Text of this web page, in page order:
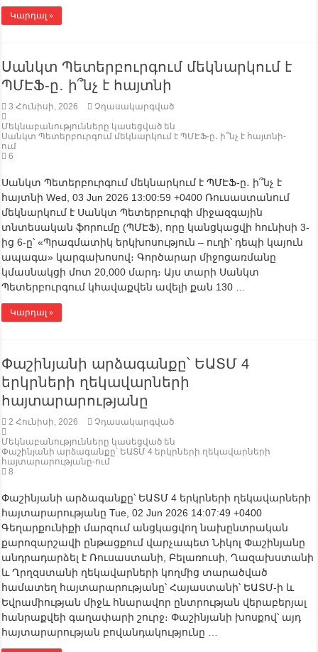
Կարդալ »
Սանկտ Պետերբուրգում մեկնարկում է
ՊՄԷՖ-ը․ ի՞նչ է հայտնի
3 Հունիսի, 2026
Չդասակարգված
Մեկնաբանությունները կասեցված են
Սանկտ Պետերբուրգում մեկնարկում է ՊՄԷՖ-ը․ ի՞նչ է հայտնի-
ում
6
Սանկտ Պետերբուրգում մեկնարկում է ՊՄԷՖ-ը․ ի՞նչ է
հայտնի Wed, 03 Jun 2026 13:00:59 +0400 Ռուսաստանում
մեկնարկում է Սանկտ Պետերբուրգի միջազգային
տնտեսական ֆորումը (ՊՄԷՖ), որը կանցկացվի հունիսի 3-
ից 6-ը՝ «Պրագմատիկ երկխոսություն – ուղի՝ դեպի կայուն
ապագա» կարգախոսով։ Գործարար միջոցառմանը
կմասնակցի մոտ 20,000 մարդ։ Այս տարի Սանկտ
Պետերբուրգում կհավաքվեն ավելի քան 130 …
Կարդալ »
Փաշինյանի արձագանքը՝ ԵԱՏՄ 4
երկրների ղեկավարների
հայտարարությանը
2 Հունիսի, 2026
Չդասակարգված
Մեկնաբանությունները կասեցված են
Փաշինյանի արձագանքը՝ ԵԱՏՄ 4 երկրների ղեկավարների
հայտարարությանը-ում
8
Փաշինյանի արձագանքը՝ ԵԱՏՄ 4 երկրների ղեկավարների
հայտարարությանը Tue, 02 Jun 2026 14:07:49 +0400
Գեղարքունիքի մարզում անցկացվող նախընտրական
քարոզարշավի ընթացքում վարչապետ Նիկոլ Փաշինյանը
անդրադարձել է Ռուսաստանի, Բելառուսի, Ղազախստանի
և Ղրղզստանի ղեկավարների կողմից տարածված
համատեղ հայտարարությանը՝ Հայաստանի՝ ԵԱՏՄ-ի և
Եվրամիության միջև հնարավոր ընտրության վերաբերյալ
հանրաքվեի գաղափարի շուրջ։ Փաշինյանի խոսքով՝ այդ
հայտարարության բովանդակությունը …